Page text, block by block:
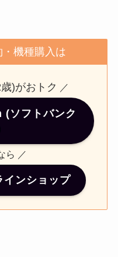
機種購入は
)がおトク ／
(ソフトバンク
ら ／
インショップ